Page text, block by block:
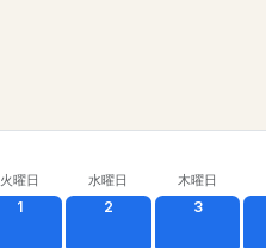
火曜日 水曜日 木曜日
1 2 3